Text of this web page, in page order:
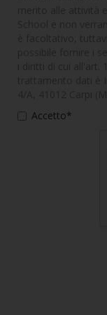
Accetto*